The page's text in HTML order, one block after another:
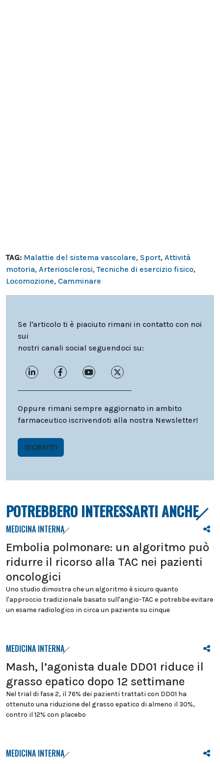
TAG: Malattie del sistema vascolare, Sport, Attività
motoria, Arteriosclerosi,Tecniche di esercizio fisico,
Locomozione, Camminare
Se l'articolo ti è piaciuto rimani in contatto con noi
sui
nostri canali social seguendoci su:
Oppure rimani sempre aggiornato in ambito
farmaceutico iscrivendoti alla nostra Newsletter!
ISCRIVITI
POTREBBERO INTERESSARTI ANCHE
MEDICINA INTERNA
Embolia polmonare: un algoritmo può
ridurre il ricorso alla TAC nei pazienti
oncologici
Uno studio dimostra che un algoritmo è sicuro quanto
l'approccio tradizionale basato sull'angio-TAC e potrebbe evitare
un esame radiologico in circa un paziente su cinque
MEDICINA INTERNA
Mash, l’agonista duale DD01 riduce il
grasso epatico dopo 12 settimane
Nel trial di fase 2, il 76% dei pazienti trattati con DD01 ha
ottenuto una riduzione del grasso epatico di almeno il 30%,
contro il 12% con placebo
MEDICINA INTERNA